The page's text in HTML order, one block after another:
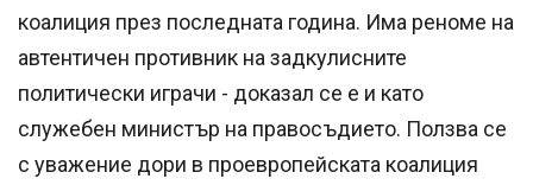
коалиция през последната година. Има реноме на
автентичен противник на задкулисните
политически играчи - доказал се е и като
служебен министър на правосъдието. Ползва се
с уважение дори в проевропейската коалиция